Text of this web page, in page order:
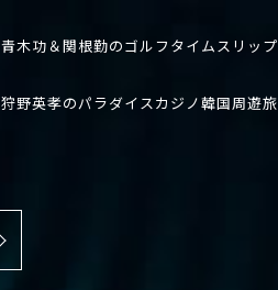
青木功＆関根勤のゴルフタイムスリップ
狩野英孝のパラダイスカジノ韓国周遊旅